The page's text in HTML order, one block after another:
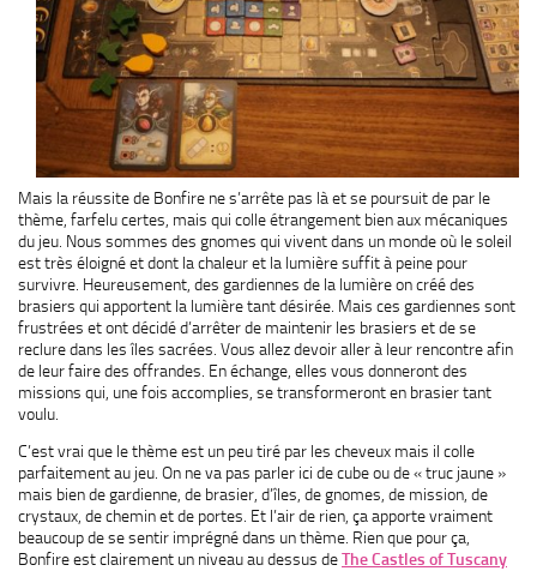
Mais la réussite de Bonfire ne s’arrête pas là et se poursuit de par le
thème, farfelu certes, mais qui colle étrangement bien aux mécaniques
du jeu. Nous sommes des gnomes qui vivent dans un monde où le soleil
est très éloigné et dont la chaleur et la lumière suffit à peine pour
survivre. Heureusement, des gardiennes de la lumière on créé des
brasiers qui apportent la lumière tant désirée. Mais ces gardiennes sont
frustrées et ont décidé d’arrêter de maintenir les brasiers et de se
reclure dans les îles sacrées. Vous allez devoir aller à leur rencontre afin
de leur faire des offrandes. En échange, elles vous donneront des
missions qui, une fois accomplies, se transformeront en brasier tant
voulu.
C’est vrai que le thème est un peu tiré par les cheveux mais il colle
parfaitement au jeu. On ne va pas parler ici de cube ou de « truc jaune »
mais bien de gardienne, de brasier, d’îles, de gnomes, de mission, de
crystaux, de chemin et de portes. Et l’air de rien, ça apporte vraiment
beaucoup de se sentir imprégné dans un thème. Rien que pour ça,
Bonfire est clairement un niveau au dessus deThe Castles of Tuscany